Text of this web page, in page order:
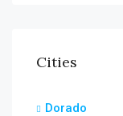
Cities
Dorado